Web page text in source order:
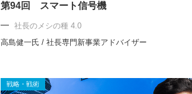
第94回 スマート信号機
社長のメシの種 4.0
高島健一氏 / 社長専門新事業アドバイザー
戦略・戦術